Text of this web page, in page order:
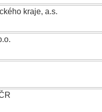
kraje, a.s.